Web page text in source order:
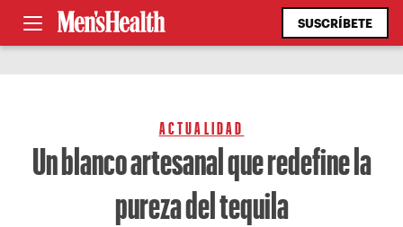
SUSCRÍBETE
ACTUALIDAD
Un blanco artesanal que redefine la
pureza del tequila